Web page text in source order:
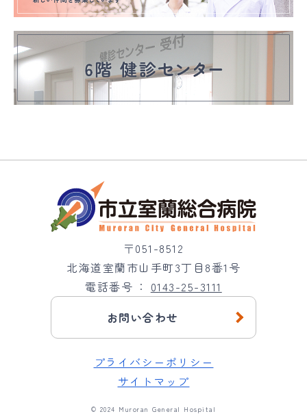
〒051-8512
北海道室蘭市山手町3丁目8番1号
電話番号
0143-25-3111
お問い合わせ
プライバシーポリシー
サイトマップ
© 2024 Muroran General Hospital